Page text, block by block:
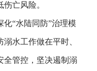
亡风险。
化“水陆同防”治理模
水工作做在平时、
全管控，坚决遏制溺